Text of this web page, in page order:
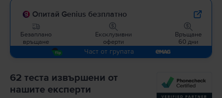
Опитай Genius безплатно
Безаплано
връщане
Ексклузивни
оферти
Връщане
60 дни
Част от групата
62 теста извършени от
нашите експерти